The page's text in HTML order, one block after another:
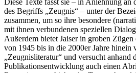
Diese Texte fasst sie – in Anlehnung an
des Begriffs „Zeugnis“ – unter der
zusammen, um so ihre besondere
mit ihnen verbundenen speziellen
Außerdem bietet Jaiser in groben
von 1945 bis in die 2000er Jahre hinein
„Zeugnisliteratur“ und versucht anhand
Publikationsentwicklung auch einen